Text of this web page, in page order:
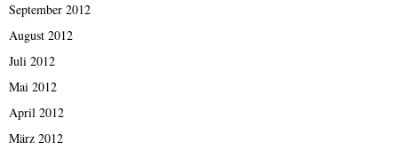
September 2012
August 2012
Juli 2012
Mai 2012
April 2012
März 2012